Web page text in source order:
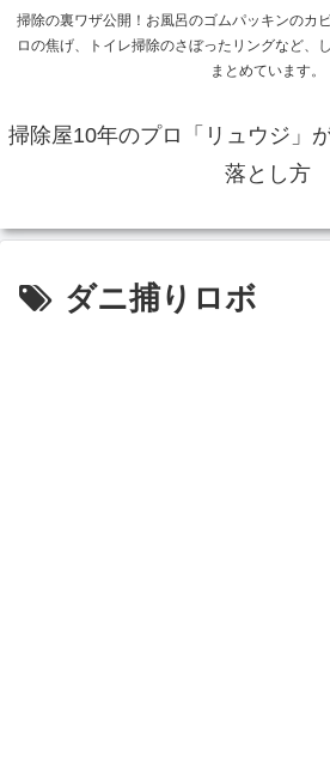
掃除の裏ワザ公開！お風呂のゴムパッキンのカ
ロの焦げ、トイレ掃除のさぼったリングなど、
まとめています。
掃除屋10年のプロ「リュウジ」
落とし方
ダニ捕りロボ